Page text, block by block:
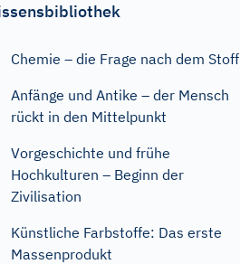
Chemie – die Frage nach dem Stoff
Anfänge und Antike – der Mensch
rückt in den Mittelpunkt
Vorgeschichte und frühe
Hochkulturen – Beginn der
Zivilisation
Künstliche Farbstoffe: Das erste
Massenprodukt